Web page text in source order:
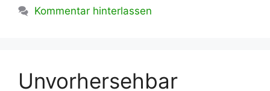
Kommentar hinterlassen
Unvorhersehbar